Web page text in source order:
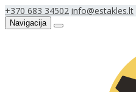
+370 683 34502 info@estakles.lt
Navigacija